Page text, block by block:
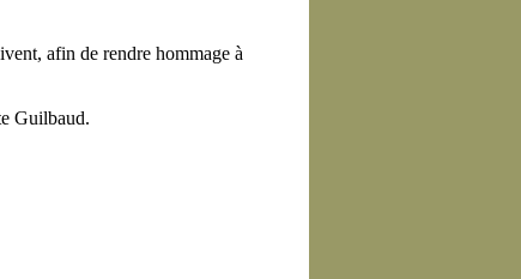
afin de rendre hommage à
Guilbaud.